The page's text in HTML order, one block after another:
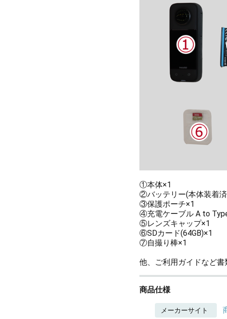
①本体×1
②バッテリー(本体装着
③保護ポーチ×1
④充電ケーブル A to
⑤レンズキャップ×1
⑥SDカード(64GB)×1
⑦自撮り棒×1
他、ご利用ガイドなど書
商品仕様
メーカーサイト